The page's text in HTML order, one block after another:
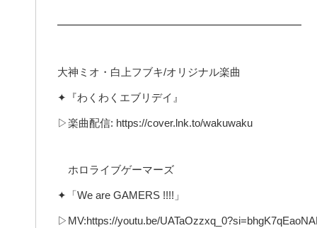
━━━━━━━━━━━━━━━━━━━━━━━
大神ミオ・白上フブキ/オリジナル楽曲
✦『わくわくエブリデイ』
▷楽曲配信: https://cover.lnk.to/wakuwaku
ホロライブゲーマーズ
✦「We are GAMERS !!!!」
▷MV:https://youtu.be/